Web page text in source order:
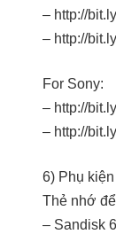
– http://
– http://
For Sony:
– http://
– http://
6) Phụ
Thẻ nhớ
– Sandisk